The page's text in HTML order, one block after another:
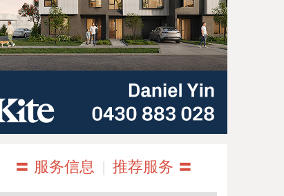
〓 服务信息 | 推荐服务 〓